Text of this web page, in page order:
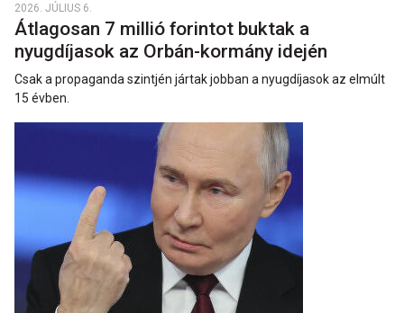
2026. JÚLIUS 6.
Átlagosan 7 millió forintot buktak a
nyugdíjasok az Orbán-kormány idején
Csak a propaganda szintjén jártak jobban a nyugdíjasok az elmúlt
15 évben.